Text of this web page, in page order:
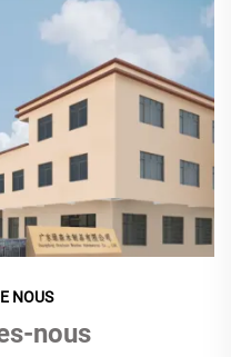
NOUS
nous